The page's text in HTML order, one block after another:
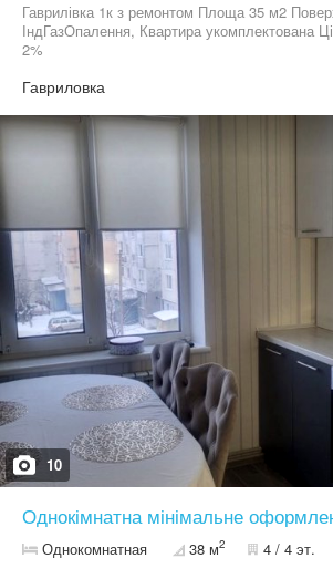
Гаврилівка 1к з ремонтом Площа 35 м2
ІндГазОпалення, Квартира укомплектована
2%
Гавриловка
10
Однокімнатна мінімальне
Однокомнатная 38 м2 4 / 4 эт.